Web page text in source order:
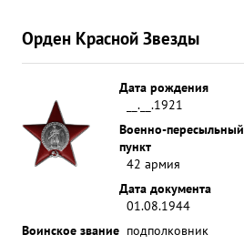
Орден Красной Звезды
Дата рождения
__.__.1921
Военно-пересыльный
пункт
42 армия
Дата документа
01.08.1944
Воинское звание подполковник